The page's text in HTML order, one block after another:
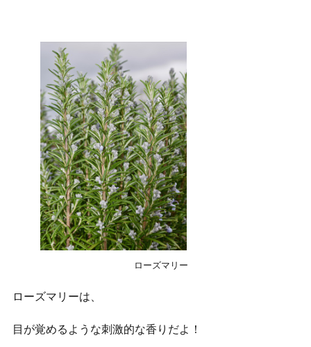
ローズマリー
ローズマリーは、
目が覚めるような刺激的な香りだよ！